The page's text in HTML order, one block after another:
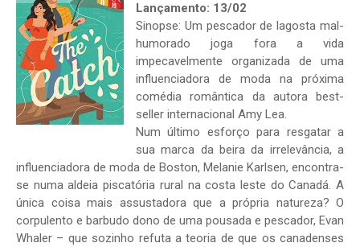
Lançamento: 13/02
Sinopse: Um pescador de lagosta mal-
humorado joga fora a vida
impecavelmente organizada de uma
influenciadora de moda na próxima
comédia romântica da autora best-
seller internacional Amy Lea.
Num último esforço para resgatar a
sua marca da beira da irrelevância, a
influenciadora de moda de Boston, Melanie Karlsen, encontra-
se numa aldeia piscatória rural na costa leste do Canadá. A
única coisa mais assustadora que a própria natureza? O
corpulento e barbudo dono de uma pousada e pescador, Evan
Whaler – que sozinho refuta a teoria de que os canadenses